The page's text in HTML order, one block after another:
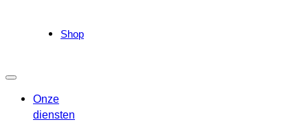
Shop
Onze
diensten